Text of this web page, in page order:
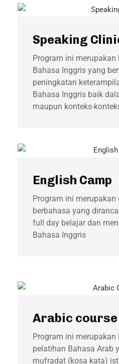
Speaking
Program ini
Bahasa Inggris yang
peningkatan
Bahasa Inggris baik
maupun konteks-
English Camp
Program ini merupakan
berbahasa yang
full day belajar dan
Bahasa Inggris
Arabic course
Program ini
pelatihan Bahasa Arab
mufradat (kosa kata)